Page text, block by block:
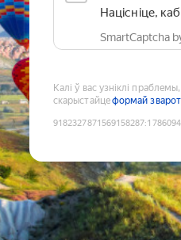
Націсніце,
SmartCaptcha
Калі ў вас узніклі
скарыстайцеформай
9182327871569158287: